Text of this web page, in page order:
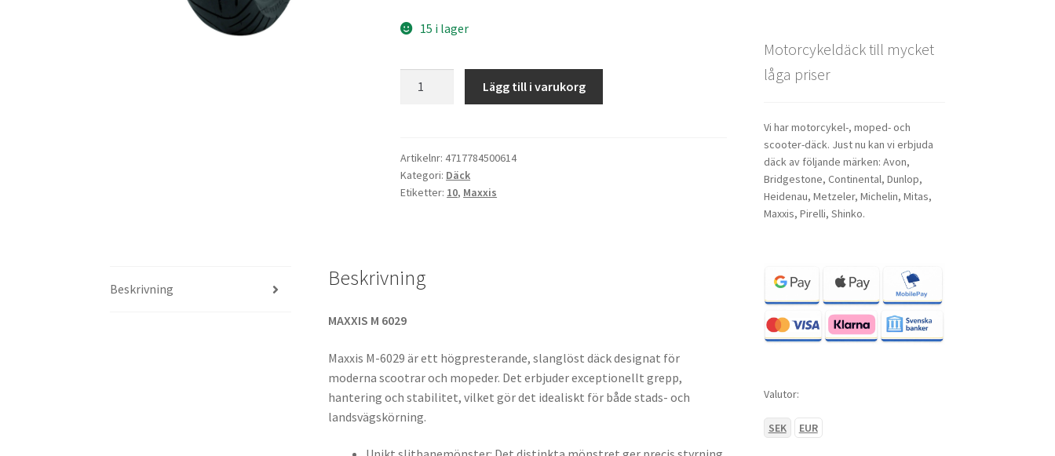
15 i lager
-
10
59J
Lägg till i varukorg
Artikelnr:4717784500614
Kategori: Däck
Etiketter: 10, Maxxis
Beskrivning Beskrivning
MAXXIS M 6029
Maxxis M-6029 är ett högpresterande, slanglöst däck designat för
moderna scootrar och mopeder. Det erbjuder exceptionellt grepp,
hantering och stabilitet, vilket gör det idealiskt för både stads- och
landsvägskörning.
Motorcykeldäck till mycket
låga priser
Vi har motorcykel-, moped- och
scooter-däck. Just nu kan vi erbjuda
däck av följande märken: Avon,
Bridgestone, Continental, Dunlop,
Heidenau, Metzeler, Michelin, Mitas,
Maxxis, Pirelli, Shinko.
Valutor:
SEK EUR